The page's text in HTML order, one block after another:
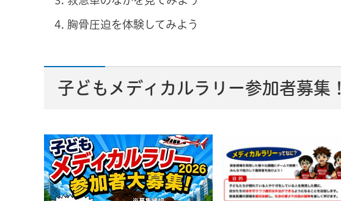
胸骨圧迫を体験してみよう
子どもメディカルラリー参加者募集！